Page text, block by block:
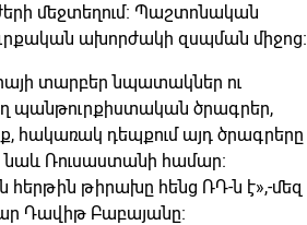
մեջտեղում։ Պաշտոնական
ախորժակի զսպման միջոց։
տարբեր նպատակներ ու
պանթուրքիստական ծրագրեր,
հակառակ դեպքում այդ ծրագրերը
Ռուսաստանի համար։
թիրախը հենց ՌԴ-ն է»,-մեզ
Դավիթ Բաբայանը։